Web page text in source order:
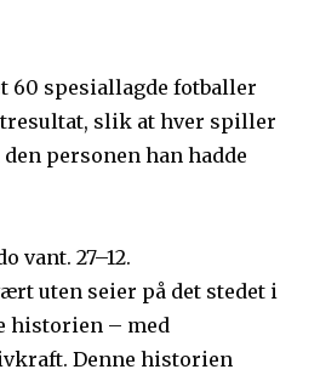
60 spesiallagde fotballer
slik at hver spiller
personen han hadde
vant. 27–12.
uten seier på det stedet i
historien – med
Denne historien